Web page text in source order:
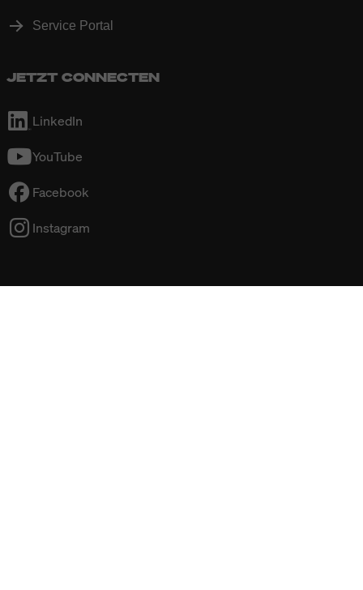
Service Portal
JETZT CONNECTEN
LinkedIn
YouTube
Facebook
Instagram